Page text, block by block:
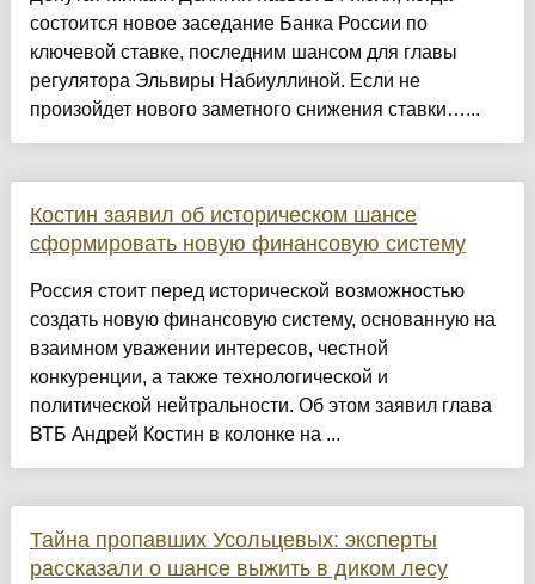
состоится новое заседание Банка России по
ключевой ставке, последним шансом для главы
регулятора Эльвиры Набиуллиной. Если не
произойдет нового заметного снижения ставки…...
Костин заявил об историческом шансе
сформировать новую финансовую систему
Россия стоит перед исторической возможностью
cоздать новую финансовую систему, основанную на
взаимном уважении интересов, честной
конкуренции, а также технологической и
политической нейтральности. Об этом заявил глава
ВТБ Андрей Костин в колонке на ...
Тайна пропавших Усольцевых: эксперты
рассказали о шансе выжить в диком лесу